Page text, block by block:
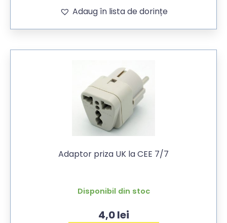
Adaug în lista de dorințe
Adaptor priza UK la CEE 7/7
Disponibil din stoc
4,0lei